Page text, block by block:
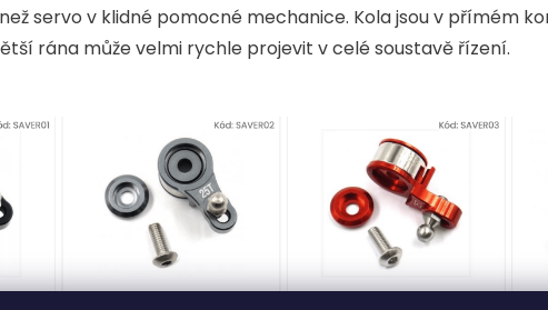
servo v klidné pomocné mechanice. Kola jsou v přímém
rána může velmi rychle projevit v celé soustavě řízení.